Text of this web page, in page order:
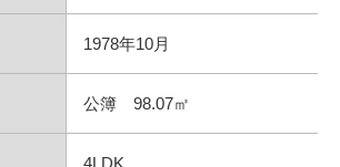
1978年10月
公簿 98.07㎡
4LDK